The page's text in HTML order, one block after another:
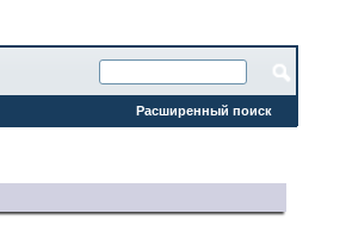
Расширенный поиск